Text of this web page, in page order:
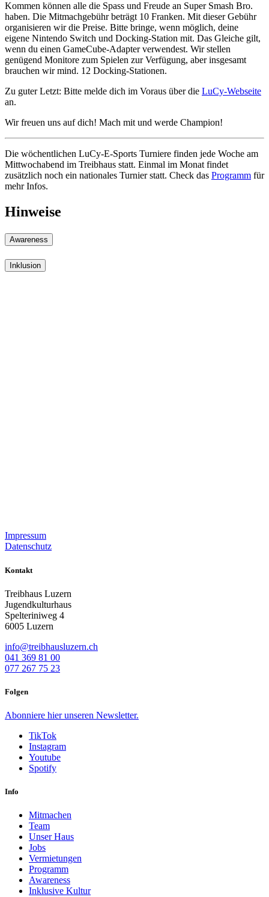
Kommen können alle die Spass und Freude an Super Smash Bro.
haben. Die Mitmachgebühr beträgt 10 Franken. Mit dieser Gebühr
organisieren wir die Preise. Bitte bringe, wenn möglich, deine
eigene Nintendo Switch und Docking-Station mit. Das Gleiche gilt,
wenn du einen GameCube-Adapter verwendest. Wir stellen
genügend Monitore zum Spielen zur Verfügung, aber insgesamt
brauchen wir mind. 12 Docking-Stationen.
Zu guter Letzt: Bitte melde dich im Voraus über die LuCy-Webseite
an.
Wir freuen uns auf dich! Mach mit und werde Champion!
Die wöchentlichen LuCy-E-Sports Turniere finden jede Woche am
Mittwochabend im Treibhaus statt. Einmal im Monat findet
zusätzlich noch ein nationales Turnier statt. Check das Programm für
mehr Infos.
Hinweise
Awareness
Inklusion
Impressum
Datenschutz
Kontakt
Treibhaus Luzern
Jugendkulturhaus
Spelteriniweg 4
6005 Luzern
info@treibhausluzern.ch
041 369 81 00
077 267 75 23
Folgen
Abonniere hierunseren Newsletter.
TikTok
Instagram
Youtube
Spotify
Info
Mitmachen
Team
Unser Haus
Jobs
Vermietungen
Programm
Awareness
Inklusive Kultur